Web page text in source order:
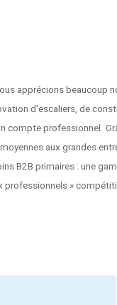
apprécions beaucoup
d'escaliers, de
compte professionnel.
aux grandes
B2B primaires : une
professionnels »